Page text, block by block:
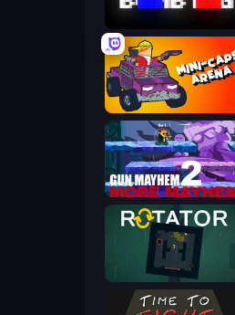
Mini-Caps: Arena
Gun Mayhem 2
Rotator